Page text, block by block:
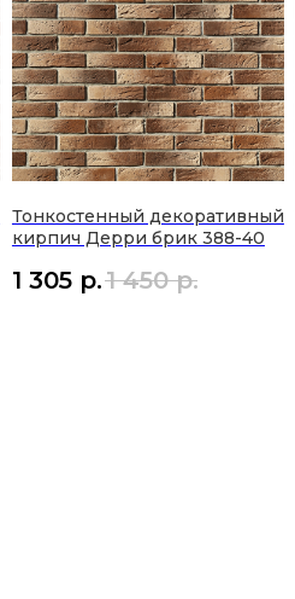
Тонкостенный декоративный
кирпич Дерри брик 388-40
1 305 р.1 450 р.